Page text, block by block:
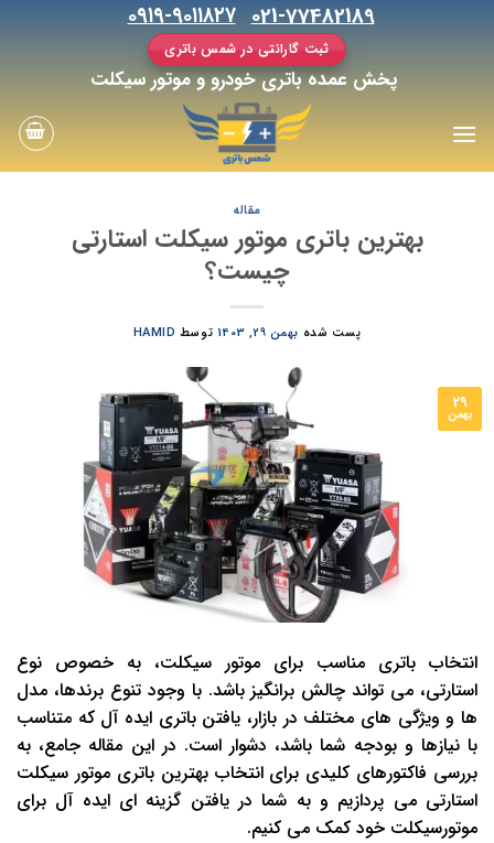
021-77482189 ۰۹۱۹-۹۰۱۱۸۲۷
ثبت گارانتی در شمس باتری
پخش عمده باتری خودرو و موتور سیکلت
مقاله
بهترین باتری موتور سیکلت استارتی
چیست؟
پست شده بهمن 29, 1403 توسط HAMID
29
بهمن
انتخاب باتری مناسب برای موتور سیکلت، به خصوص نوع
استارتی، می‌ تواند چالش ‌برانگیز باشد. با وجود تنوع برندها، مدل
‌ها و ویژگی ‌های مختلف در بازار، یافتن باتری ایده ‌آل که متناسب
با نیازها و بودجه شما باشد، دشوار است. در این مقاله جامع، به
بررسی فاکتورهای کلیدی برای انتخاب بهترین باتری موتور سیکلت
استارتی می ‌پردازیم و به شما در یافتن گزینه ‌ای ایده ‌آل برای
موتورسیکلت خود کمک می ‌کنیم.